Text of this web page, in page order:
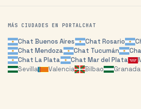
MÁS CIUDADES EN PORTALCHAT
ChatBuenos Aires Chat Rosario
ChatMendoza Chat Tucumán
ChatLa Plata Chat Mar del Plata
Sevilla
Valencia Bilbao Granada